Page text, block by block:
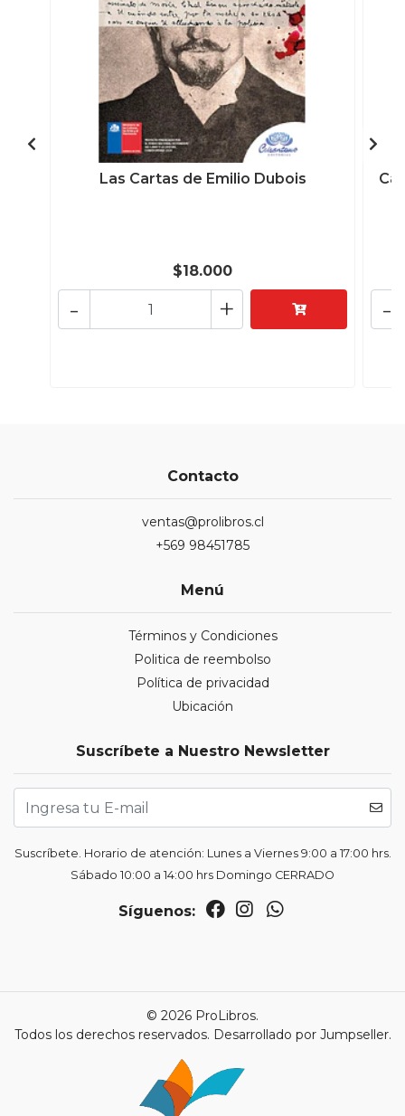
Las Cartas de Emilio Dubois
$18.000
+
- -
Contacto
ventas@prolibros.cl
+569 98451785
Menú
Términos y Condiciones
Politica de reembolso
Política de privacidad
Ubicación
Suscríbete a Nuestro Newsletter
Suscríbete. Horario de atención: Lunes a Viernes 9:00 a 17:00 hrs.
Sábado 10:00 a 14:00 hrs Domingo CERRADO
Síguenos:
© 2026 ProLibros.
Todos los derechos reservados. Desarrollado por Jumpseller.